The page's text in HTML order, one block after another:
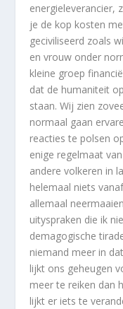
energieleverancier,
je de kop kosten
geciviliseerd zoals
en vrouw onder
kleine groep
dat de humaniteit
staan. Wij zien
normaal gaan
reacties te polsen
enige regelmaat
andere volkeren in
helemaal niets
allemaal
uityspraken die ik
demagogische
niemand meer in
lijkt ons geheugen
meer te reiken dan
lijkt er iets te